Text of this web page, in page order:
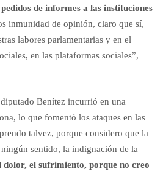
de informes a las instituciones
inmunidad de opinión, claro que sí,
labores parlamentarias y en el
en las plataformas sociales”,
Benítez incurrió en una
lo que fomentó los ataques en las
talvez, porque considero que la
sentido, la indignación de la
el sufrimiento, porque no creo